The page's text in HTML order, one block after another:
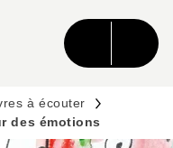
CONTENU
à écouter
des émotions